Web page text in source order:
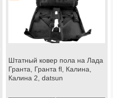
Штатный ковер пола на Лада
Гранта, Гранта fl, Калина,
Калина 2, datsun